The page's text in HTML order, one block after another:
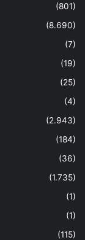
(801)
(8.690)
(7)
(19)
(25)
(4)
(2.943)
(184)
(36)
(1.735)
(1)
(1)
(115)